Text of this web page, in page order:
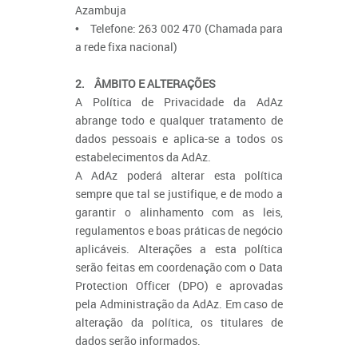
Azambuja
• Telefone: 263 002 470 (Chamada para
a rede fixa nacional)
2. ÂMBITO E ALTERAÇÕES
A Política de Privacidade da AdAz
abrange todo e qualquer tratamento de
dados pessoais e aplica-se a todos os
estabelecimentos da AdAz.
A AdAz poderá alterar esta política
sempre que tal se justifique, e de modo a
garantir o alinhamento com as leis,
regulamentos e boas práticas de negócio
aplicáveis. Alterações a esta política
serão feitas em coordenação com o Data
Protection Officer (DPO) e aprovadas
pela Administração da AdAz. Em caso de
alteração da política, os titulares de
dados serão informados.